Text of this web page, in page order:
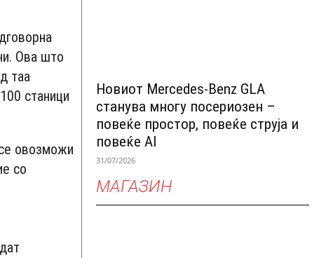
Ова што
таа
станици
овозможи
со
Новиот Mercedes-Benz GLA
станува многу посериозен –
повеќе простор, повеќе струја и
повеќе AI
31/07/2026
МАГАЗИН